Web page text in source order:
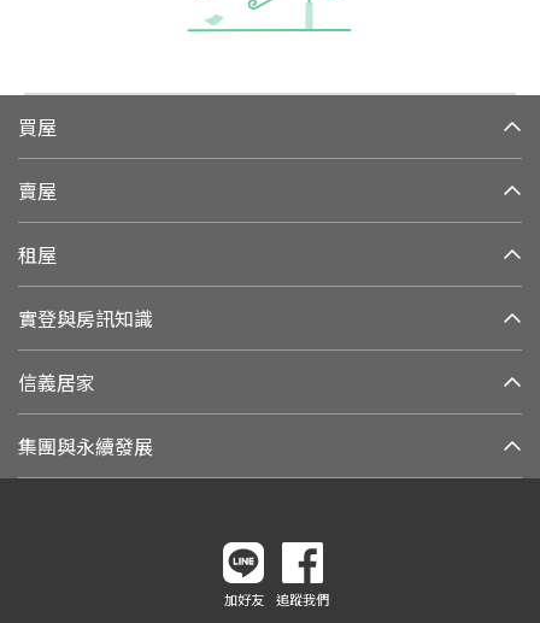
買屋
賣屋
租屋
實登與房訊知識
信義居家
集團與永續發展
加好友 追蹤我們